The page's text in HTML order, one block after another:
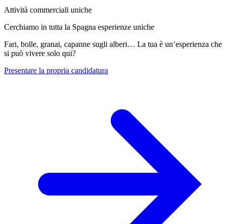
Attività commerciali uniche
Cerchiamo in tutta la Spagna esperienze uniche
Fari, bolle, granai, capanne sugli alberi… La tua è un’esperienza che
si può vivere solo qui?
Presentare la propria candidatura